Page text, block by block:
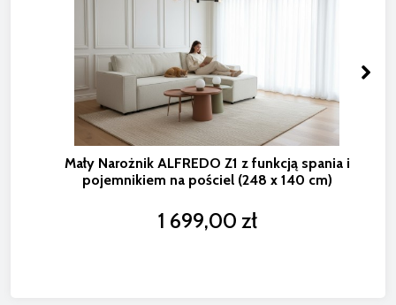
Mały Narożnik ALFREDO Z1 z funkcją spania i
pojemnikiem na pościel (248 x 140 cm)
1 699,00 zł